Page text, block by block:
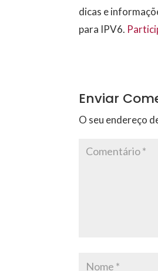
dicas e
para IPV6.
Enviar
O seu endereço